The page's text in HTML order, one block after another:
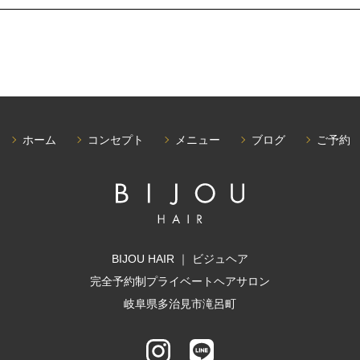
ホーム コンセプト メニュー ブログ ご予約
BIJOU HAIR ｜ ビジュヘア
完全予約制プライベートヘアサロン
岐阜県多治見市滝呂町